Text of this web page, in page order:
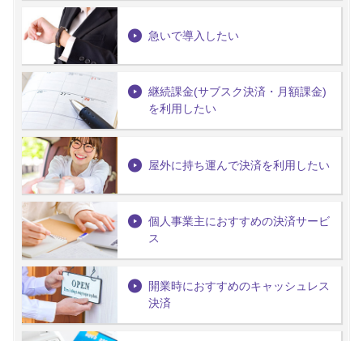
急いで導入したい
継続課金(サブスク決済・月額課金)
を利用したい
屋外に持ち運んで決済を利用したい
個人事業主におすすめの決済サービ
ス
開業時におすすめのキャッシュレス
決済